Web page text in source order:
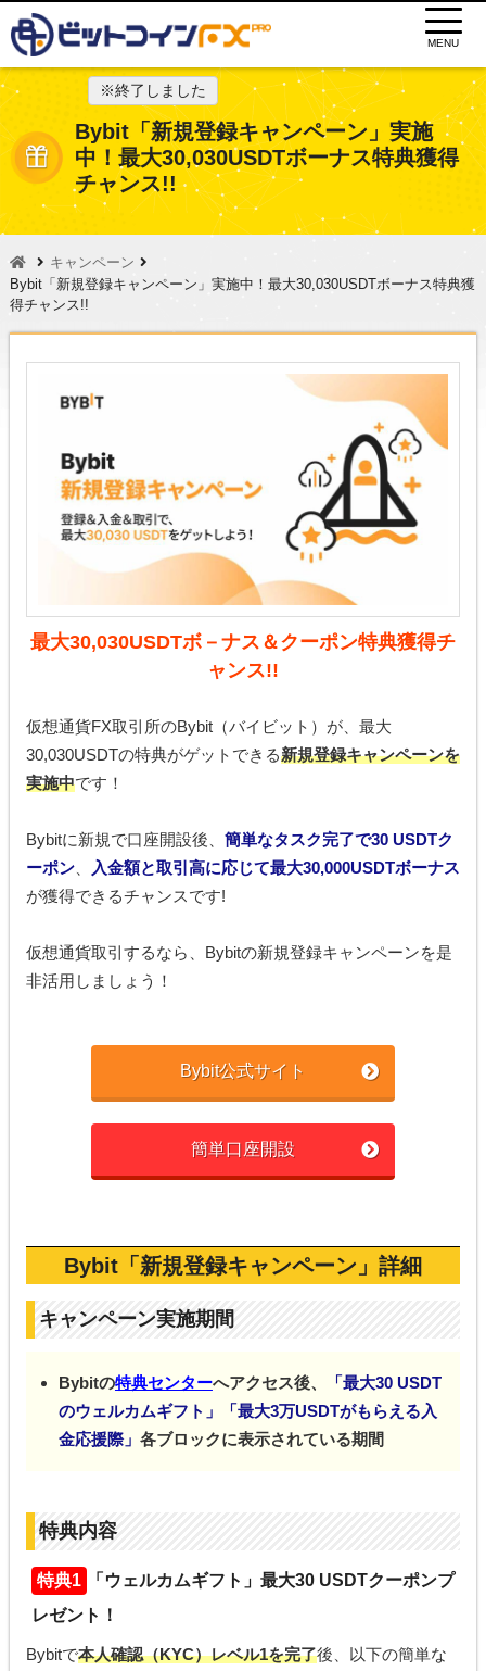
MENU
※終了しました
Bybit「新規登録キャンペーン」実施
中！最大30,030USDTボーナス特典獲得
チャンス!!
キャンペーン
Bybit「新規登録キャンペーン」実施中！最大30,030USDTボーナス特典獲
得チャンス!!
最大30,030USDTボ－ナス＆クーポン特典獲得チ
ャンス!!
仮想通貨FX取引所のBybit（バイビット）が、最大
30,030USDTの特典がゲットできる新規登録キャンペーンを
実施中です！
Bybitに新規で口座開設後、 簡単なタスク完了で30 USDTク
ーポン、
入金額と取引高に応じて最大30,000USDTボーナス
が獲得できるチャンスです!
仮想通貨取引するなら、Bybitの新規登録キャンペーンを是
非活用しましょう！
Bybit公式サイト
簡単口座開設
Bybit「新規登録キャンペーン」詳細
キャンペーン実施期間
Bybitの特典センターへアクセス後、
「最大30 USDT
のウェルカムギフト」「最大3万USDTがもらえる入
金応援際」 各ブロックに表示されている期間
特典内容
特典1
「ウェルカムギフト」最大30 USDTクーポンプ
レゼント！
Bybitで本人確認（KYC）レベル1を完了後、以下の簡単な